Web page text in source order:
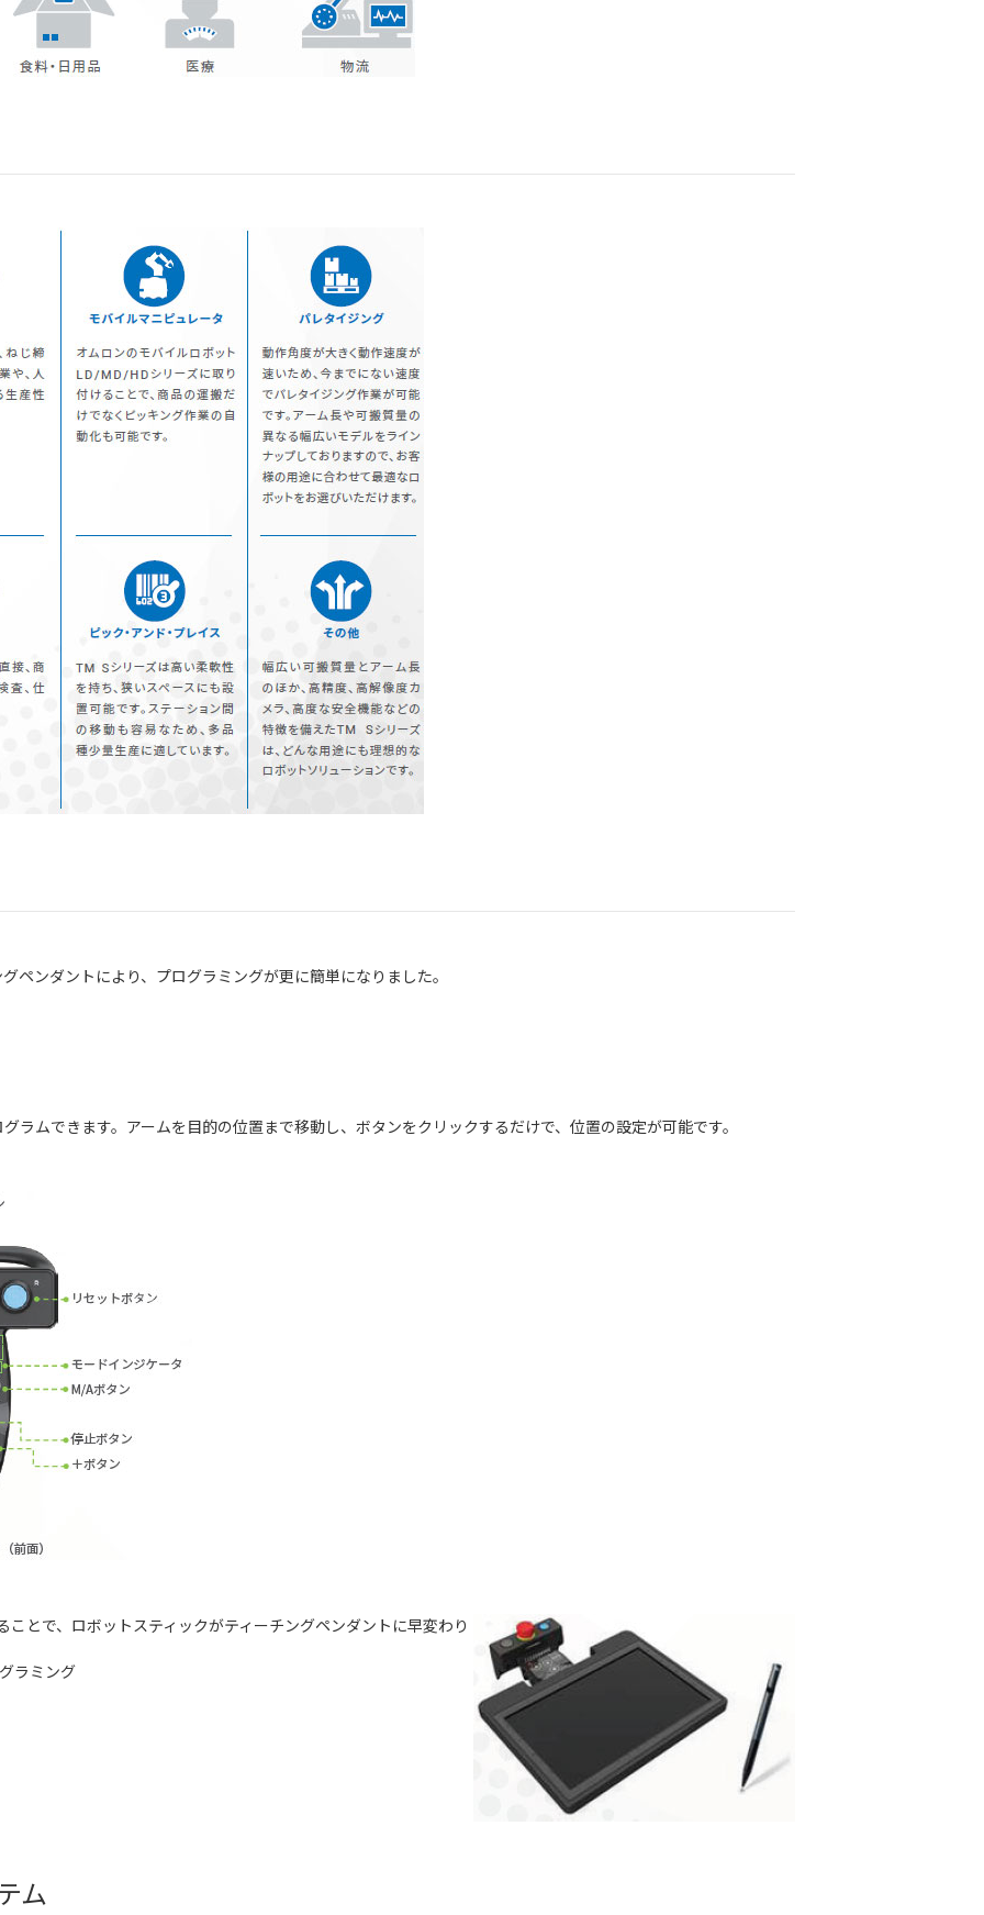
ペンダントにより、プログラミングが更に簡単になりました。
ラムできます。アームを目的の位置まで移動し、ボタンをクリックするだけで、位置の設定が可能です。
とで、ロボットスティックがティーチングペンダントに早変わり
ラミング
ム